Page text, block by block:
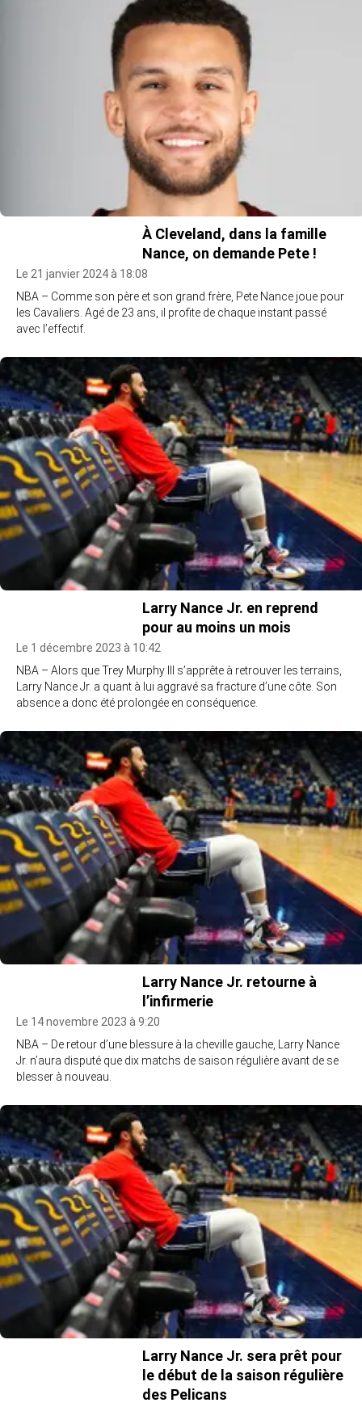
À Cleveland, dans la famille
Nance, on demande Pete !
Le 21 janvier 2024 à 18:08
NBA – Comme son père et son grand frère, Pete Nance joue pour
les Cavaliers. Agé de 23 ans, il profite de chaque instant passé
avec l’effectif.
Larry Nance Jr. en reprend
pour au moins un mois
Le 1 décembre 2023 à 10:42
NBA – Alors que Trey Murphy III s’apprête à retrouver les terrains,
Larry Nance Jr. a quant à lui aggravé sa fracture d’une côte. Son
absence a donc été prolongée en conséquence.
Larry Nance Jr. retourne à
l’infirmerie
Le 14 novembre 2023 à 9:20
NBA – De retour d’une blessure à la cheville gauche, Larry Nance
Jr. n’aura disputé que dix matchs de saison régulière avant de se
blesser à nouveau.
Larry Nance Jr. sera prêt pour
le début de la saison régulière
des Pelicans